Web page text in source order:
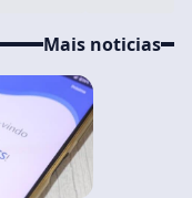
Mais noticias